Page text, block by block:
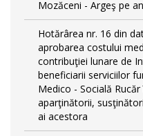
Mozăceni - Argeş pe
Hotărârea nr. 16 din
aprobarea costului
contribuţiei lunare de
beneficiarii serviciilor
Medico - Socială
aparţinătorii,
ai acestora